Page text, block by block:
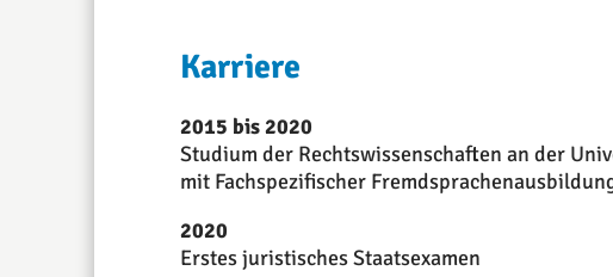
Karriere
2015 bis 2020
Studium der Rechtswissenschaften an der
mit Fachspezifischer
2020
Erstes juristisches Staatsexamen